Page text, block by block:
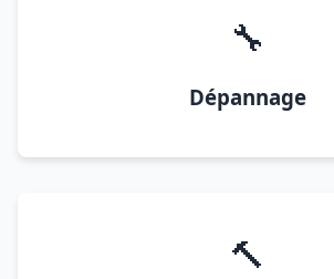
🔧
Dépannage
🔨